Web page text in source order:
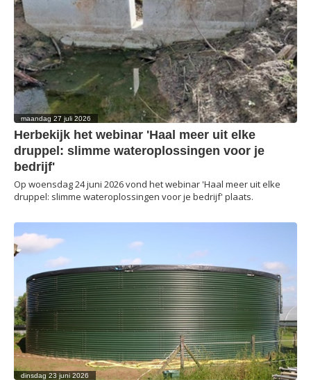
maandag 27 juli 2026
Herbekijk het webinar 'Haal meer uit elke
druppel: slimme wateroplossingen voor je
bedrijf'
Op woensdag 24 juni 2026 vond het webinar 'Haal meer uit elke
druppel: slimme wateroplossingen voor je bedrijf' plaats.
dinsdag 23 juni 2026